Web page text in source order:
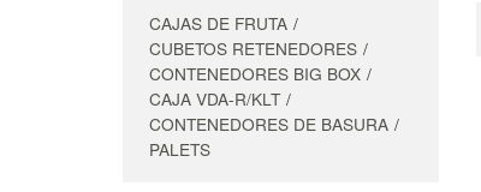
CAJAS DE FRUTA
CUBETOS RETENEDORES
CONTENEDORES BIG BOX
CAJA VDA-R/KLT
CONTENEDORES DE BASURA
PALETS